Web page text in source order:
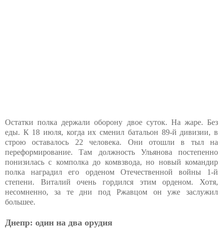
Остатки полка держали оборону двое суток. На жаре. Без
еды. К 18 июля, когда их сменил батальон 89-й дивизии, в
строю оставалось 22 человека. Они отошли в тыл на
переформирование. Там должность Ульянова постепенно
понизилась с комполка до комвзвода, но новый командир
полка наградил его орденом Отечественной войны 1-й
степени. Виталий очень гордился этим орденом. Хотя,
несомненно, за те дни под Ржавцом он уже заслужил
большее.
Днепр: один на два орудия